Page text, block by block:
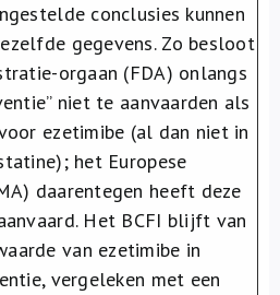
conclusies kunnen
gegevens. Zo besloot
orgaan (FDA) onlangs
niet te aanvaarden als
ezetimibe (al dan niet in
het Europese
daarentegen heeft deze
Het BCFI blijft van
van ezetimibe in
vergeleken met een